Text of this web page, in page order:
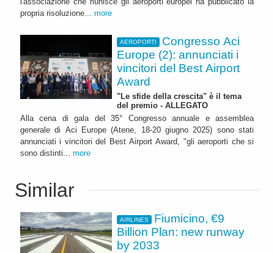
propria risoluzione... more
AEROPORTI
Congresso Aci
Europe (2): annunciati i
vincitori del Best Airport
Award
"Le sfide della crescita" è il tema
del premio - ALLEGATO
Alla cena di gala del 35° Congresso annuale e assemblea
generale di Aci Europe (Atene, 18-20 giugno 2025) sono stati
annunciati i vincitori del Best Airport Award, "gli aeroporti che si
sono distinti... more
Similar
AIRLINES
Fiumicino, €9
Billion Plan: new runway
by 2033